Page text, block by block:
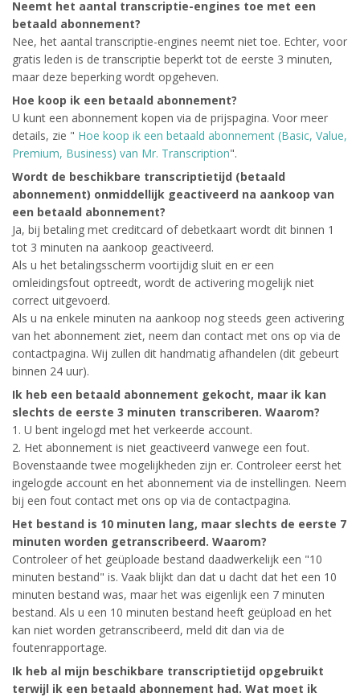
Neemt het aantal transcriptie-engines toe met een
betaald abonnement?
Nee, het aantal transcriptie-engines neemt niet toe. Echter, voor
gratis leden is de transcriptie beperkt tot de eerste 3 minuten,
maar deze beperking wordt opgeheven.
Hoe koop ik een betaald abonnement?
U kunt een abonnement kopen via de prijspagina. Voor meer
details, zie " Hoe koop ik een betaald abonnement (Basic, Value,
Premium, Business) van Mr. Transcription".
Wordt de beschikbare transcriptietijd (betaald
abonnement) onmiddellijk geactiveerd na aankoop van
een betaald abonnement?
Ja, bij betaling met creditcard of debetkaart wordt dit binnen 1
tot 3 minuten na aankoop geactiveerd.
Als u het betalingsscherm voortijdig sluit en er een
omleidingsfout optreedt, wordt de activering mogelijk niet
correct uitgevoerd.
Als u na enkele minuten na aankoop nog steeds geen activering
van het abonnement ziet, neem dan contact met ons op via de
contactpagina. Wij zullen dit handmatig afhandelen (dit gebeurt
binnen 24 uur).
Ik heb een betaald abonnement gekocht, maar ik kan
slechts de eerste 3 minuten transcriberen. Waarom?
1. U bent ingelogd met het verkeerde account.
2. Het abonnement is niet geactiveerd vanwege een fout.
Bovenstaande twee mogelijkheden zijn er. Controleer eerst het
ingelogde account en het abonnement via de instellingen. Neem
bij een fout contact met ons op via de contactpagina.
Het bestand is 10 minuten lang, maar slechts de eerste 7
minuten worden getranscribeerd. Waarom?
Controleer of het geüploade bestand daadwerkelijk een "10
minuten bestand" is. Vaak blijkt dan dat u dacht dat het een 10
minuten bestand was, maar het was eigenlijk een 7 minuten
bestand. Als u een 10 minuten bestand heeft geüpload en het
kan niet worden getranscribeerd, meld dit dan via de
foutenrapportage.
Ik heb al mijn beschikbare transcriptietijd opgebruikt
terwijl ik een betaald abonnement had. Wat moet ik